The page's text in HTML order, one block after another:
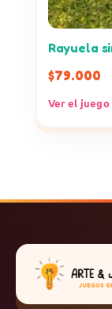
Rayuela
$79.000
Ver el